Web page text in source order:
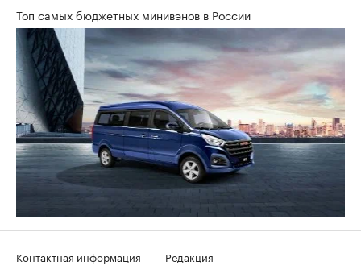
Топ самых бюджетных минивэнов в России
Контактная информация
Редакция